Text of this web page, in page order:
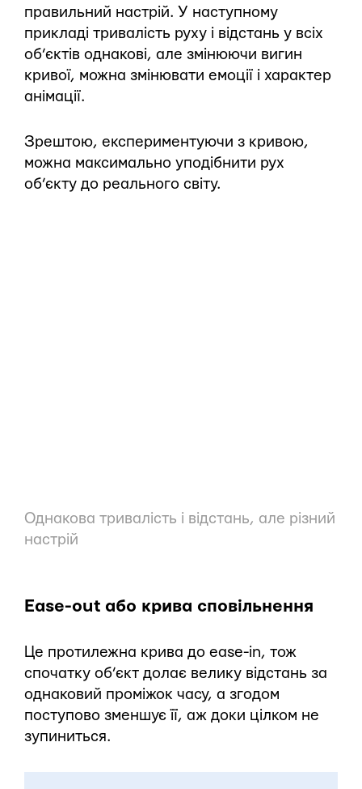
правильний настрій. У наступному
прикладі тривалість руху і відстань у всіх
об’єктів однакові, але змінюючи вигин
кривої, можна змінювати емоції і характер
анімації.
Зрештою, експериментуючи з кривою,
можна максимально уподібнити рух
об’єкту до реального світу.
Однакова тривалість і відстань, але різний
настрій
Ease-out або крива сповільнення
Це протилежна крива до ease-in, тож
спочатку об’єкт долає велику відстань за
однаковий проміжок часу, а згодом
поступово зменшує її, аж доки цілком не
зупиниться.